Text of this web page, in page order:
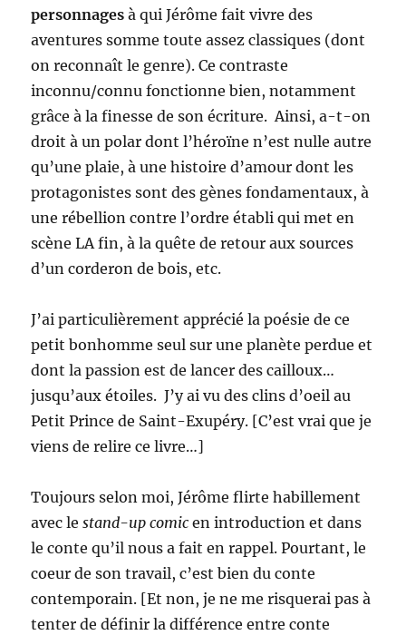
personnages à qui Jérôme fait vivre des
aventures somme toute assez classiques (dont
on reconnaît le genre). Ce contraste
inconnu/connu fonctionne bien, notamment
grâce à la finesse de son écriture. Ainsi, a-t-on
droit à un polar dont l’héroïne n’est nulle autre
qu’une plaie, à une histoire d’amour dont les
protagonistes sont des gènes fondamentaux, à
une rébellion contre l’ordre établi qui met en
scène LA fin, à la quête de retour aux sources
d’un corderon de bois, etc.
J’ai particulièrement apprécié la poésie de ce
petit bonhomme seul sur une planète perdue et
dont la passion est de lancer des cailloux…
jusqu’aux étoiles. J’y ai vu des clins d’oeil au
Petit Prince de Saint-Exupéry. [C’est vrai que je
viens de relire ce livre…]
Toujours selon moi, Jérôme flirte habillement
avec lestand-up comic en introduction et dans
le conte qu’il nous a fait en rappel. Pourtant, le
coeur de son travail, c’est bien du conte
contemporain. [Et non, je ne me risquerai pas à
tenter de définir la différence entre conte